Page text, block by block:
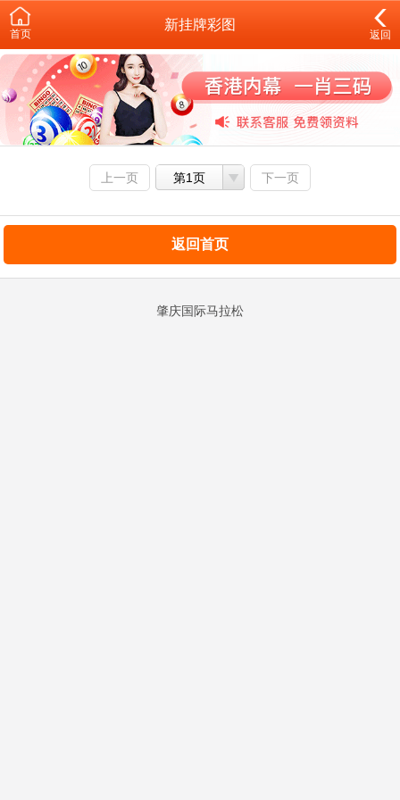
首页
新挂牌彩图
返回
上一页 第1页 下一页
返回首页
肇庆国际马拉松